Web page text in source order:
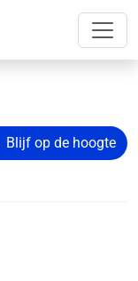
Blijf op de hoogte